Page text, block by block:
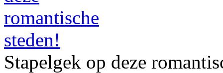
Stapelgek op deze